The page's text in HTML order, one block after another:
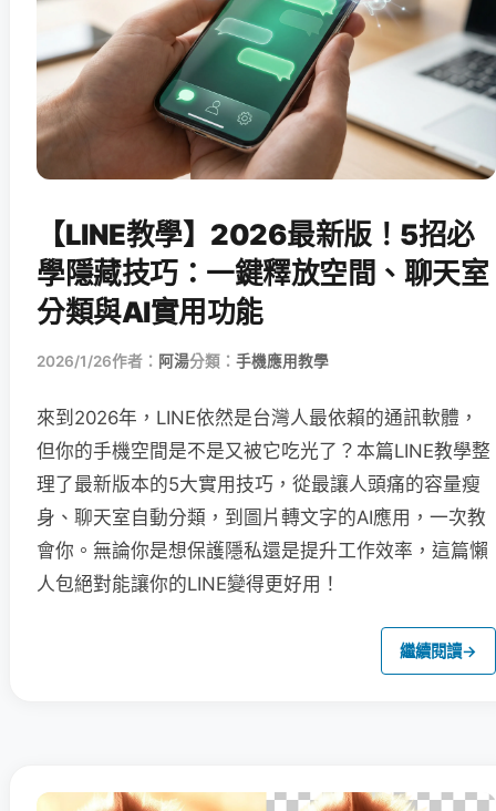
【LINE教學】2026最新版！5招必
學隱藏技巧：一鍵釋放空間、聊天室
分類與AI實用功能
2026/1/26作者： 阿湯分類： 手機應用教學
來到2026年，LINE依然是台灣人最依賴的通訊軟體，
但你的手機空間是不是又被它吃光了？本篇LINE教學整
理了最新版本的5大實用技巧，從最讓人頭痛的容量瘦
身、聊天室自動分類，到圖片轉文字的AI應用，一次教
會你。無論你是想保護隱私還是提升工作效率，這篇懶
人包絕對能讓你的LINE變得更好用！
繼續閱讀→